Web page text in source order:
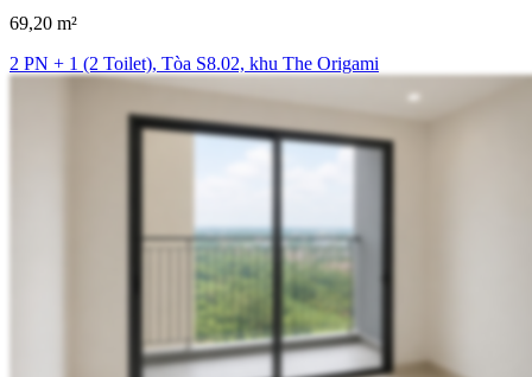
69,20 m²
2 PN + 1 (2 Toilet), Tòa S8.02, khu The Origami